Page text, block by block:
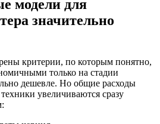
модели для
значительно
критерии, по которым понятно,
только на стадии
дешевле. Но общие расходы
увеличиваются сразу